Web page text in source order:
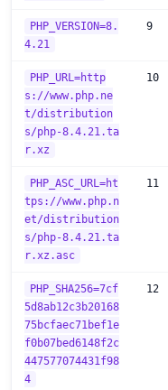
PHP_VERSION=8.
4.21
9
PHP_URL=http
s://www.php.ne
t/distribution
s/php-8.4.21.ta
r.xz
10
PHP_ASC_URL=ht
tps://www.php.n
et/distribution
s/php-8.4.21.ta
r.xz.asc
11
PHP_SHA256=7cf
5d8ab12c3b20168
75bcfaec71bef1e
f0b07bed6148f2c
447577074431f98
4
12